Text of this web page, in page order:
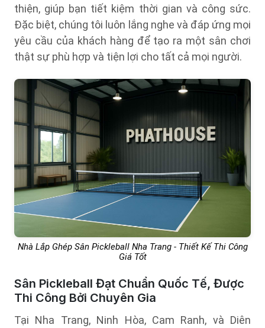
thiện, giúp bạn tiết kiệm thời gian và công sức.
Đặc biệt, chúng tôi luôn lắng nghe và đáp ứng mọi
yêu cầu của khách hàng để tạo ra một sân chơi
thật sự phù hợp và tiện lợi cho tất cả mọi người.
Nhà Lắp Ghép Sân Pickleball Nha Trang - Thiết Kế Thi Công
Giá Tốt
Sân Pickleball Đạt Chuẩn Quốc Tế, Được
Thi Công Bởi Chuyên Gia
Tại Nha Trang, Ninh Hòa, Cam Ranh, và Diên